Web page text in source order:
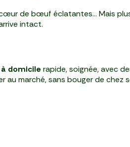
de bœuf éclatantes… Mais
intact.
domicile rapide, soignée, avec
au marché, sans bouger de chez